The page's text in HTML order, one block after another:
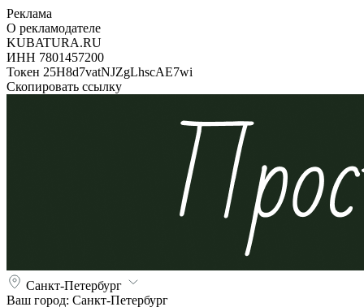
Реклама
О рекламодателе
KUBATURA.RU
ИНН 7801457200
Токен 25H8d7vatNJZgLhscAE7wi
Скопировать ссылку
Санкт-Петербург
Ваш город: Санкт-Петербург